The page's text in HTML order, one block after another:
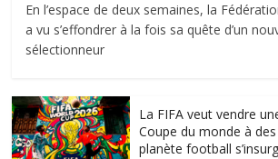
En l’espace de deux semaines, la
a vu s’effondrer à la fois sa quête d’un
sélectionneur
La FIFA veut vendre
Coupe du monde à
planète football